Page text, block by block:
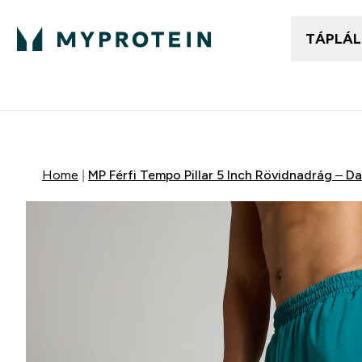
Home MP Férfi Tempo Pillar 5 Inch Rövidnadrág –